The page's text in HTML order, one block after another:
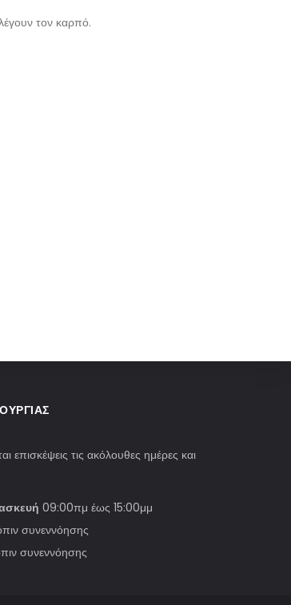
τον καρπό.
επισκέψεις τις ακόλουθες ημέρες και
09:00πμ έως 15:00μμ
συνεννόησης
συνεννόησης